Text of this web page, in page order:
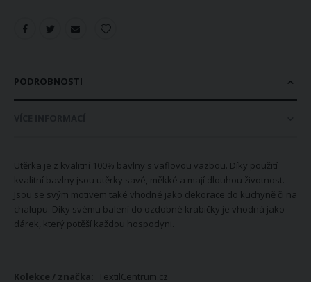
PODROBNOSTI
Utěrka je z kvalitní 100% bavlny s vaflovou vazbou. Díky použití
kvalitní bavlny jsou utěrky savé, měkké a mají dlouhou životnost.
Jsou se svým motivem také vhodné jako dekorace do kuchyně či na
chalupu. Díky svému balení do ozdobné krabičky je vhodná jako
dárek, který potěší každou hospodyni.
Více
TextilCentrum.cz